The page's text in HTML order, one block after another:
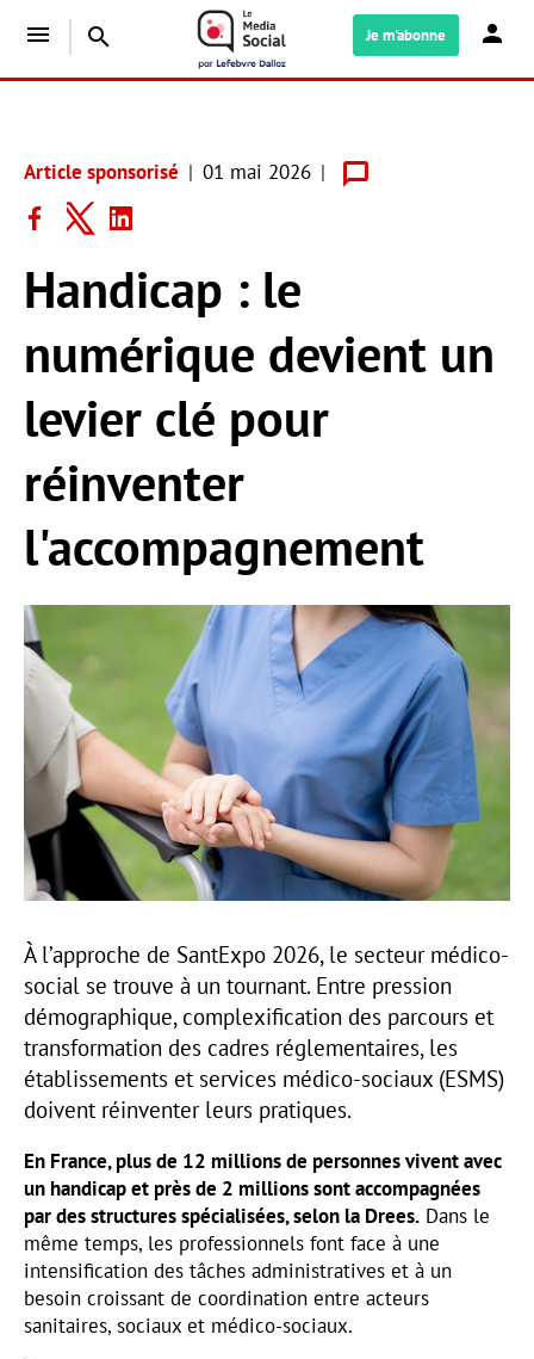
menu search Je m'abonne
Article sponsorisé 01 mai 2026
Handicap : le
numérique devient un
levier clé pour
réinventer
l'accompagnement
À l’approche de SantExpo 2026, le secteur médico-
social se trouve à un tournant. Entre pression
démographique, complexification des parcours et
transformation des cadres réglementaires, les
établissements et services médico-sociaux (ESMS)
doivent réinventer leurs pratiques.
En France, plus de 12 millions de personnes vivent avec
un handicap et près de 2 millions sont accompagnées
par des structures spécialisées, selon la Drees. Dans le
même temps, les professionnels font face à une
intensification des tâches administratives et à un
besoin croissant de coordination entre acteurs
sanitaires, sociaux et médico-sociaux.